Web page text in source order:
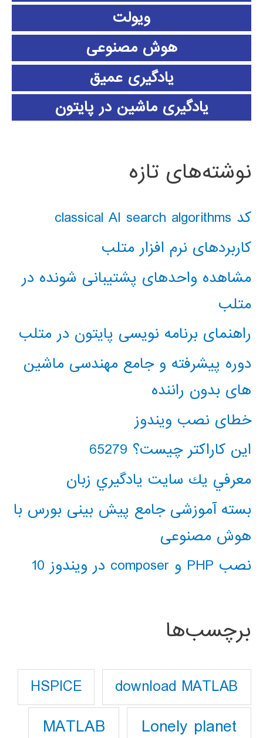
ویولت
هوش مصنوعی
یادگیری عمیق
یادگیری ماشین در پایتون
نوشته‌های تازه
کد classical AI search algorithms
کاربردهای نرم افزار متلب
مشاهده واحدهای پشتیبانی شونده در
متلب
راهنمای برنامه نویسی پایتون در متلب
دوره پیشرفته و جامع مهندسی ماشین
های بدون راننده
خطای نصب ویندوز
این کاراکتر چیست؟ 65279
معرفي يك سايت يادگيري زبان
بسته آموزشی جامع پیش بینی بورس با
هوش مصنوعی
نصب PHP و composer در ویندوز 10
برچسب‌ها
download MATLAB
HSPICE
Lonely planet
MATLAB